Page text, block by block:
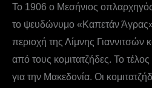
Το 1906 ο Μεσήνιος
το ψευδώνυμο «Καπετάν Άγρας»
περιοχή της Λίμνης Γιαννιτσών
από τους κομιτατζήδες. Το
για την Μακεδονία. Οι